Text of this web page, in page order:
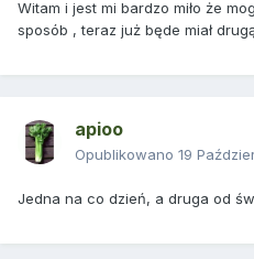
Witam i jest mi bardzo miło że
sposób , teraz już będe miał
apioo
Opublikowano 19
Jedna na co dzień, a druga od